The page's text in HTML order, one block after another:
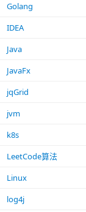
Golang
IDEA
Java
JavaFx
jqGrid
jvm
k8s
LeetCode算法
Linux
log4j